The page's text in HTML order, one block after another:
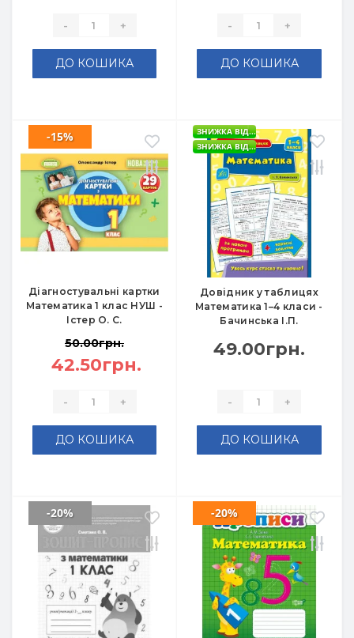
- +
ДО КОШИКА
- +
ДО КОШИКА
Діагностувальні картки
Математика 1 клас НУШ -
Істер О. С.
-15%
50.00грн.
42.50грн.
- +
ДО КОШИКА
Довідник у таблицях
Математика 1–4 класи -
Бачинська І.П.
ЗНИЖКА ВІД...
ЗНИЖКА ВІД...
49.00грн.
- +
ДО КОШИКА
-20% -20%